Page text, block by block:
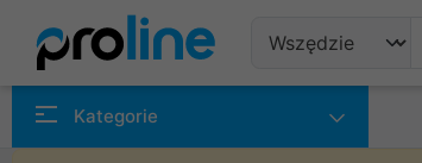
Kategorie